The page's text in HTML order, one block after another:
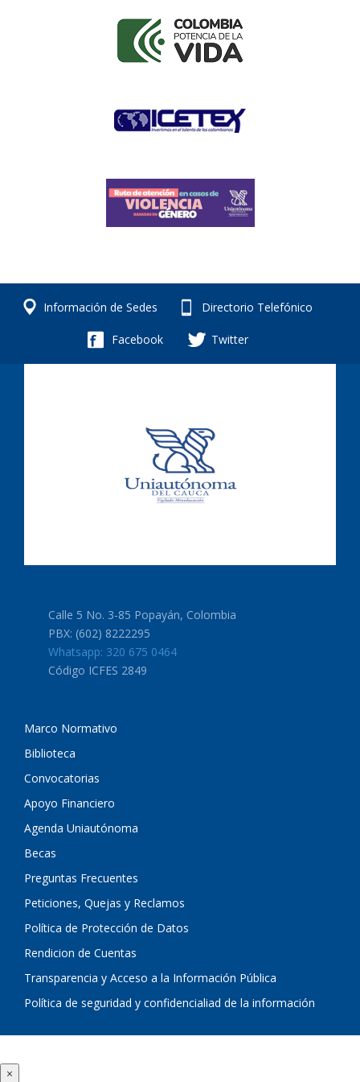
Información de Sedes Directorio Telefónico
Facebook Twitter
Calle 5 No. 3-85 Popayán, Colombia
PBX: (602) 8222295
Whatsapp: 320 675 0464
Código ICFES 2849
Marco Normativo
Biblioteca
Convocatorias
Apoyo Financiero
Agenda Uniautónoma
Becas
Preguntas Frecuentes
Peticiones, Quejas y Reclamos
Política de Protección de Datos
Rendicion de Cuentas
Transparencia y Acceso a la Información Pública
Política de seguridad y confidencialiad de la información
×